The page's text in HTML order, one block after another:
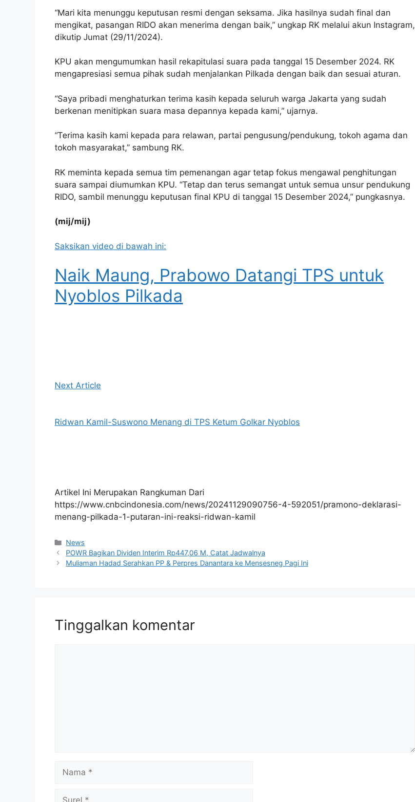
“Mari kita menunggu keputusan resmi dengan seksama. Jika hasilnya sudah final dan
mengikat, pasangan RIDO akan menerima dengan baik,” ungkap RK melalui akun Instagram,
dikutip Jumat (29/11/2024).
KPU akan mengumumkan hasil rekapitulasi suara pada tanggal 15 Desember 2024. RK
mengapresiasi semua pihak sudah menjalankan Pilkada dengan baik dan sesuai aturan.
“Saya pribadi menghaturkan terima kasih kepada seluruh warga Jakarta yang sudah
berkenan menitipkan suara masa depannya kepada kami,” ujarnya.
“Terima kasih kami kepada para relawan, partai pengusung/pendukung, tokoh agama dan
tokoh masyarakat,” sambung RK.
RK meminta kepada semua tim pemenangan agar tetap fokus mengawal penghitungan
suara sampai diumumkan KPU. “Tetap dan terus semangat untuk semua unsur pendukung
RIDO, sambil menunggu keputusan final KPU di tanggal 15 Desember 2024,” pungkasnya.
(mij/mij)
Saksikan video di bawah ini:
Naik Maung, Prabowo Datangi TPS untuk
Nyoblos Pilkada
Next Article
Ridwan Kamil-Suswono Menang di TPS Ketum Golkar Nyoblos
Artikel Ini Merupakan Rangkuman Dari
https://www.cnbcindonesia.com/news/20241129090756-4-592051/pramono-deklarasi-
menang-pilkada-1-putaran-ini-reaksi-ridwan-kamil
Kategori
News
POWR Bagikan Dividen Interim Rp447,06 M, Catat Jadwalnya
Muliaman Hadad Serahkan PP & Perpres Danantara ke Mensesneg Pagi Ini
Tinggalkan komentar